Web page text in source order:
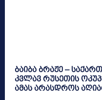
ბაიბა ბრაჟე –
კვლავ რუსეთის
ამას არასდროს